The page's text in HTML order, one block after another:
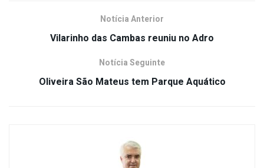
Notícia Anterior
Vilarinho das Cambas reuniu no Adro
Notícia Seguinte
Oliveira São Mateus tem Parque Aquático